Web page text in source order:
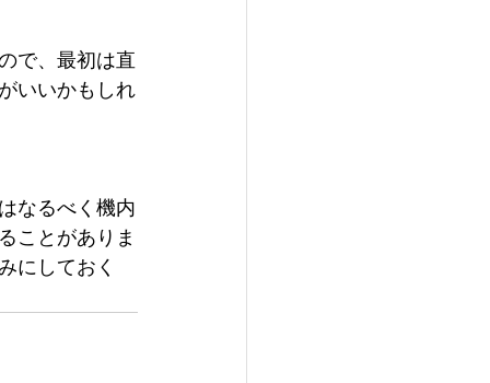
で、最初は直
いいかもしれ
なるべく機内
ことがありま
にしておく